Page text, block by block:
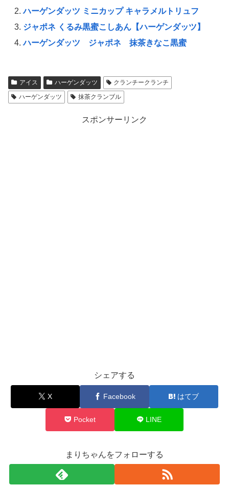
ハーゲンダッツ ミニカップ キャラメルトリュフ
ジャポネ くるみ黒蜜こしあん【ハーゲンダッツ】
ハーゲンダッツ ジャポネ 抹茶きなこ黒蜜
アイス ハーゲンダッツ
クランチークランチ
ハーゲンダッツ
抹茶クランブル
スポンサーリンク
シェアする
X Facebook はてブ
Pocket LINE
まりちゃんをフォローする